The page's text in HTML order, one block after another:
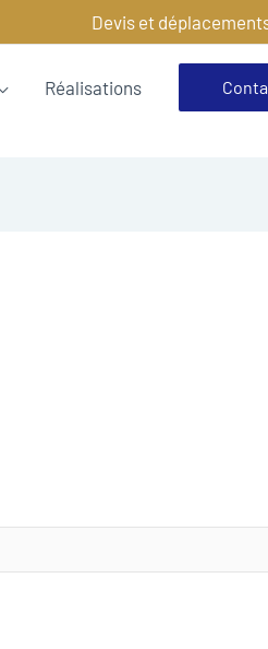
Devis et
Réalisations